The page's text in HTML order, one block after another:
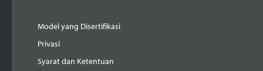
Model yang Disertifikasi
Privasi
Syarat dan Ketentuan